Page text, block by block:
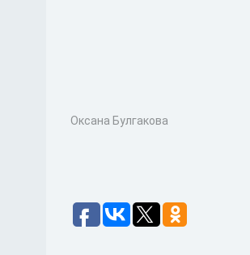
Оксана Булгакова